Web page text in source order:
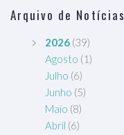
Arquivo de Notícias
2026 (39)
Agosto (1)
Julho (6)
Junho (5)
Maio (8)
Abril (6)